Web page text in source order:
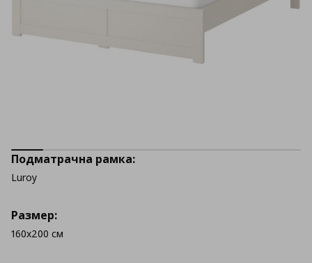
Подматрачна рамка:
Luroy
Размер:
160x200 см